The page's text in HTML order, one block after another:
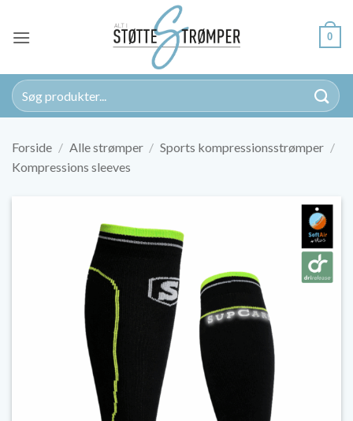
indhold
0
Søg
efter:
Forside / Alle strømper / Sports kompressionsstrømper /
Kompressions sleeves